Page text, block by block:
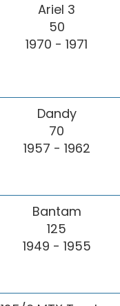
Ariel 3
50
1970 - 1971
Dandy
70
1957 - 1962
Bantam
125
1949 - 1955